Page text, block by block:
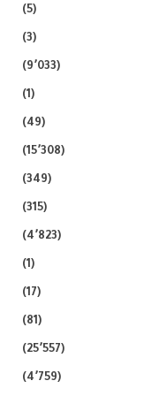
(5)
(3)
(9٬033)
(1)
(49)
(15٬308)
(349)
(315)
(4٬823)
(1)
(17)
(81)
(25٬557)
(4٬759)